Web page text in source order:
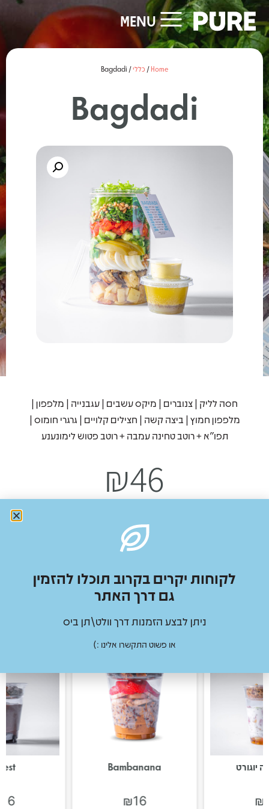
MENU
Home
/ כללי/ Bagdadi
Bagdadi
חסה לליק | צנוברים | מיקס עשבים | עגבנייה | מלפפון |
מלפפון חמוץ | ביצה קשה | חצילים קלויים | גרגרי חומוס |
תפו״א + רוטב טחינה עמבה + רוטב פטוש לימונענע
₪46
Add to cart
מוצרים נוספים
יוגורט
₪
Bambanana
₪16
16
לקוחות יקרים בקרוב תוכלו להזמין
גם דרך האתר
ניתן לבצע הזמנות דרך וולט\תן ביס
או פשוט התקשרו אלינו :)